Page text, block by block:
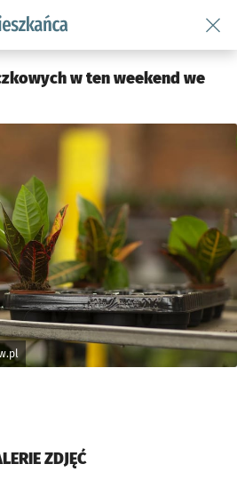
podserwis: Dla mieszkańca
w ten weekend we
ZDJĘĆ